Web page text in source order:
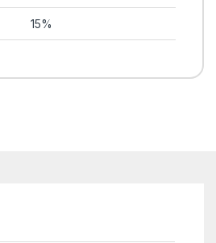
15%